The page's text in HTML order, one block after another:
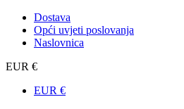
Dostava
Opći uvjeti poslovanja
Naslovnica
EUR €
EUR €